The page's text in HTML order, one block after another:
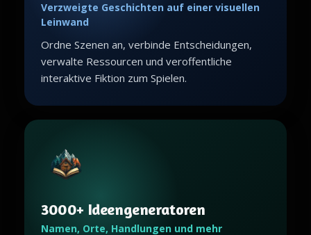
Verzweigte Geschichten auf einer visuellen
Leinwand
Ordne Szenen an, verbinde Entscheidungen,
verwalte Ressourcen und veroffentliche
interaktive Fiktion zum Spielen.
3000+ Ideengeneratoren
Namen, Orte, Handlungen und mehr